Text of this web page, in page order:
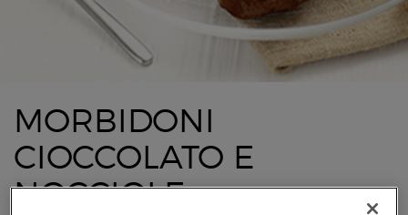
MORBIDONI
CIOCCOLATO E
NOCCIOLE